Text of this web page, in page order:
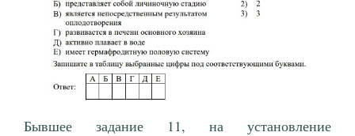
Бывшее задание 11, на установление